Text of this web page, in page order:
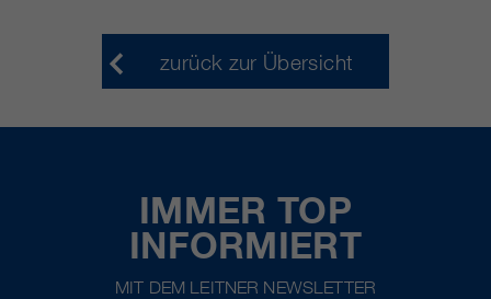
zurück zur Übersicht
IMMER TOP
INFORMIERT
MIT DEM LEITNER NEWSLETTER